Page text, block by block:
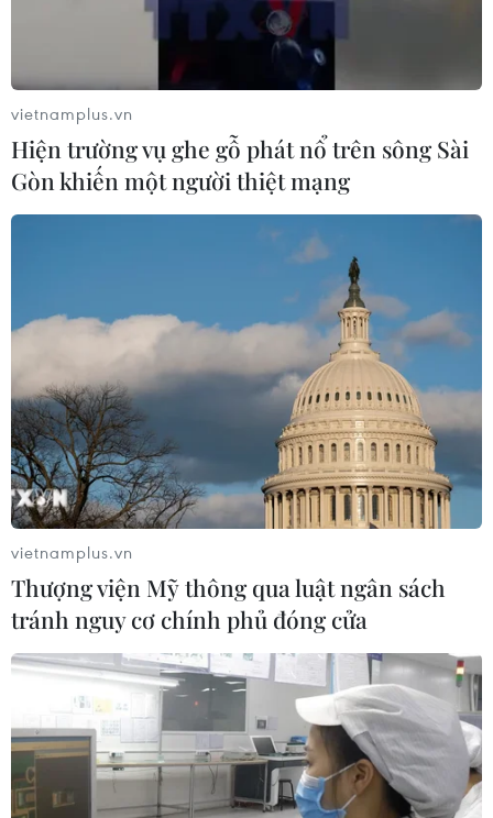
vietnamplus.vn
Hiện trường vụ ghe gỗ phát nổ trên sông Sài
Gòn khiến một người thiệt mạng
vietnamplus.vn
Thượng viện Mỹ thông qua luật ngân sách
tránh nguy cơ chính phủ đóng cửa